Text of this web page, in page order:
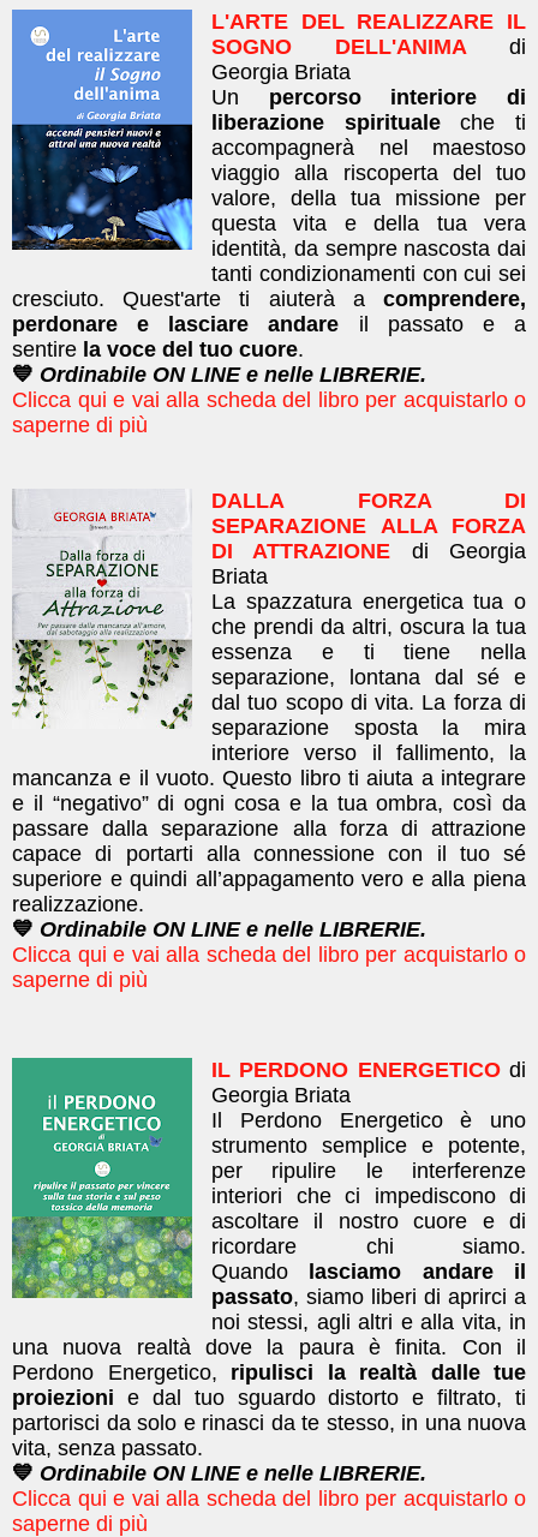
L'ARTE DEL REALIZZARE IL
SOGNO DELL'ANIMA
di
Georgia Briata
Un percorso interiore di
liberazione spiritualeche ti
accompagnerà nel maestoso
viaggio alla riscoperta del tuo
valore, della tua missione per
questa vita e della tua vera
identità, da sempre nascosta dai
tanti condizionamenti con cui sei
cresciuto. Quest'arte ti aiuterà a comprendere,
perdonare e lasciare andare il passato e a
sentire la voce del tuo cuore.
💙 Ordinabile ON LINE e nelle LIBRERIE.
Clicca qui e vai alla scheda del libro per acquistarlo o
saperne di più
DALLA FORZA DI
SEPARAZIONE ALLA FORZA
DI ATTRAZIONE
di Georgia
Briata
La spazzatura energetica tua o
che prendi da altri, oscura la tua
essenza e ti tiene nella
separazione, lontana dal sé e
dal tuo scopo di vita. La forza di
separazione sposta la mira
interiore verso il fallimento, la
mancanza e il vuoto. Questo libro ti aiuta a integrare
e il “negativo” di ogni cosa e la tua ombra, così da
passare dalla separazione alla forza di attrazione
capace di portarti alla connessione con il tuo sé
superiore e quindi all’appagamento vero e alla piena
realizzazione.
💙 Ordinabile ON LINE e nelle LIBRERIE.
Clicca qui e vai alla scheda del libro per acquistarlo o
saperne di più
IL PERDONO ENERGETICOdi
Georgia Briata
Il Perdono Energetico è uno
strumento semplice e potente,
per ripulire le interferenze
interiori che ci impediscono di
ascoltare il nostro cuore e di
ricordare chi siamo.
Quando lasciamo andare il
passato, siamo liberi di aprirci a
noi stessi, agli altri e alla vita, in
una nuova realtà dove la paura è finita. ​Con il
Perdono Energetico, ripulisci la realtà dalle tue
proiezioni e dal tuo sguardo distorto e filtrato, ti
partorisci da solo e rinasci da te stesso, in una nuova
vita, senza passato.
💙 Ordinabile ON LINE e nelle LIBRERIE.
Clicca qui e vai alla scheda del libro per acquistarlo o
saperne di più